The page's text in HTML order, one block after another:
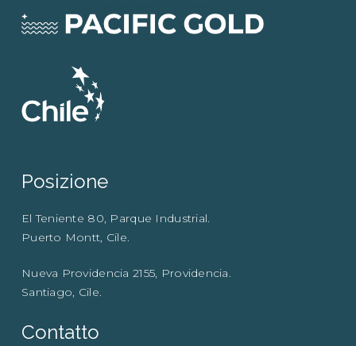
Posizione
El Teniente 80, Parque Industrial.
Puerto Montt, Cile.
Nueva Providencia 2155, Providencia.
Santiago, Cile.
Contatto